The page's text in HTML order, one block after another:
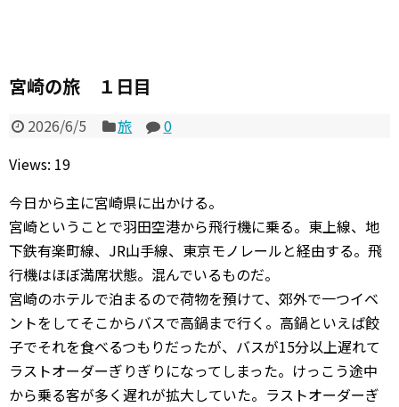
宮崎の旅 １日目
2026/6/5 旅
0
Views: 19
今日から主に宮崎県に出かける。
宮崎ということで羽田空港から飛行機に乗る。東上線、地
下鉄有楽町線、JR山手線、東京モノレールと経由する。飛
行機はほぼ満席状態。混んでいるものだ。
宮崎のホテルで泊まるので荷物を預けて、郊外で一つイベ
ントをしてそこからバスで高鍋まで行く。高鍋といえば餃
子でそれを食べるつもりだったが、バスが15分以上遅れて
ラストオーダーぎりぎりになってしまった。けっこう途中
から乗る客が多く遅れが拡大していた。ラストオーダーぎ